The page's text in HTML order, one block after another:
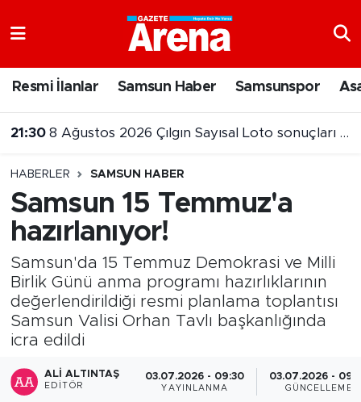
Resmi İlanlar Samsun Haber Samsunspor
21:30 8 Ağustos 2026 Çılgın Sayısal Loto sonuçları belli oldu
HABERLER SAMSUN HABER
Samsun 15 Temmuz'a
hazırlanıyor!
Samsun'da 15 Temmuz Demokrasi ve Milli
Birlik Günü anma programı hazırlıklarının
değerlendirildiği resmi planlama toplantısı
Samsun Valisi Orhan Tavlı başkanlığında
icra edildi
ALI ALTINTAŞ
EDITÖR
03.07.2026 - 09:30
YAYINLANMA
03.07.2026 -
GÜNCELLEME
Samsun Namaz Vakitleri
Süper Lig Puan Durumu ve Fikstür
Tüm Manşetler
Son Dakika Haberleri
Haber Arşivi